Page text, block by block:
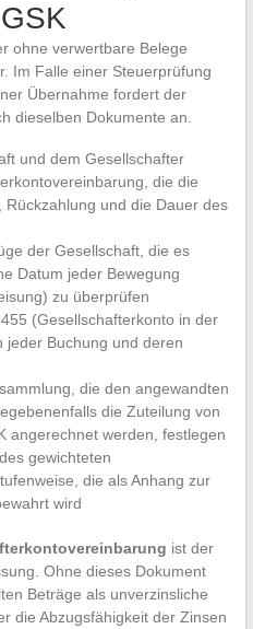
ohne verwertbare Belege
Im Falle einer Steuerprüfung
Übernahme fordert der
dieselben Dokumente an.
und dem Gesellschafter
die die
und die Dauer des
der Gesellschaft, die es
Datum jeder Bewegung
zu überprüfen
(Gesellschafterkonto in der
jeder Buchung und deren
die den angewandten
die Zuteilung von
angerechnet werden, festlegen
gewichteten
die als Anhang zur
wird
ist der
Ohne dieses Dokument
Beträge als unverzinsliche
die Abzugsfähigkeit der Zinsen